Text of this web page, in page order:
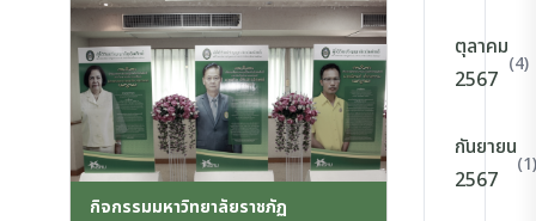
กิจกรรมมหาวิทยาลัยราชภัฏ
ตุลาคม
2567
(4)
กันยายน
2567
(1)